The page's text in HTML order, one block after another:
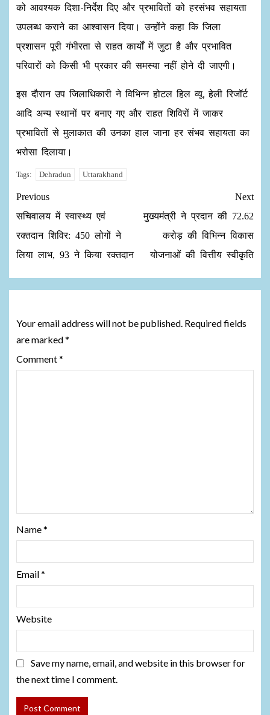
को आवश्यक दिशा-निर्देश दिए और प्रभावितों को हरसंभव सहायता
उपलब्ध कराने का आश्वासन दिया। उन्होंने कहा कि जिला
प्रशासन पूरी गंभीरता से राहत कार्यों में जुटा है और प्रभावित
परिवारों को किसी भी प्रकार की समस्या नहीं होने दी जाएगी।
इस दौरान उप जिलाधिकारी ने विभिन्न होटल हिल व्यू, हेली रिजॉर्ट
आदि अन्य स्थानों पर बनाए गए और राहत शिविरों में जाकर
प्रभावितों से मुलाकात की उनका हाल जाना हर संभव सहायता का
भरोसा दिलाया।
Tags: Dehradun Uttarakhand
Previous
सचिवालय में स्वास्थ्य एवं
रक्तदान शिविर: 450 लोगों ने
लिया लाभ, 93 ने किया रक्तदान
Next
मुख्यमंत्री ने प्रदान की 72.62
करोड़ की विभिन्न विकास
योजनाओं की वित्तीय स्वीकृति
Your email address will not be published. Required fields
are marked*
Comment*
Name*
Email*
Website
Save my name, email, and website in this browser for
the next time I comment.